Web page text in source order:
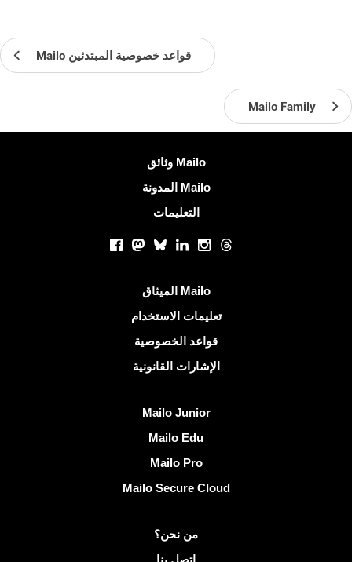
Mailo قواعد خصوصية المبتدئين
Mailo Family
وثائق Mailo
المدونة Mailo
التعليمات
Facebook
Mastodon
BlueskyLinkedInInstagram
Threads
الميثاق Mailo
تعليمات الاستخدام
قواعد الخصوصية
الإشارات القانونية
Mailo Junior
Mailo Edu
Mailo Pro
Mailo Secure Cloud
مزيد من المعلومات على Mailoمن نحن؟
اتصل بنا